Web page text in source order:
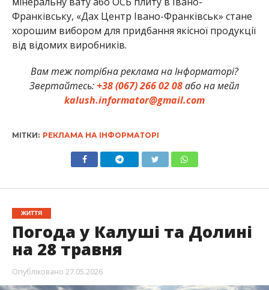
Франківську, «Дах Центр Івано-Франківськ» стане
хорошим вибором для придбання якісної продукції
від відомих виробників.
Вам теж потрібна реклама на Інформаторі?
Звертайтесь:+38 (067) 266 02 08або на мейл
kalush.informator@gmail.com
МІТКИ: РЕКЛАМА НА ІНФОРМАТОРІ
ЖИТТЯ
Погода у Калуші та Долині
на 28 травня
Опубліковано 27.05.2026